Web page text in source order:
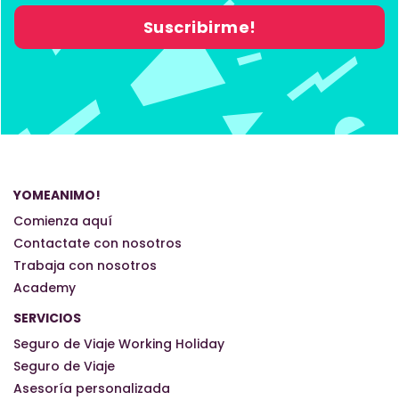
YOMEANIMO!
Comienza aquí
Contactate con nosotros
Trabaja con nosotros
Academy
SERVICIOS
Seguro de Viaje Working Holiday
Seguro de Viaje
Asesoría personalizada